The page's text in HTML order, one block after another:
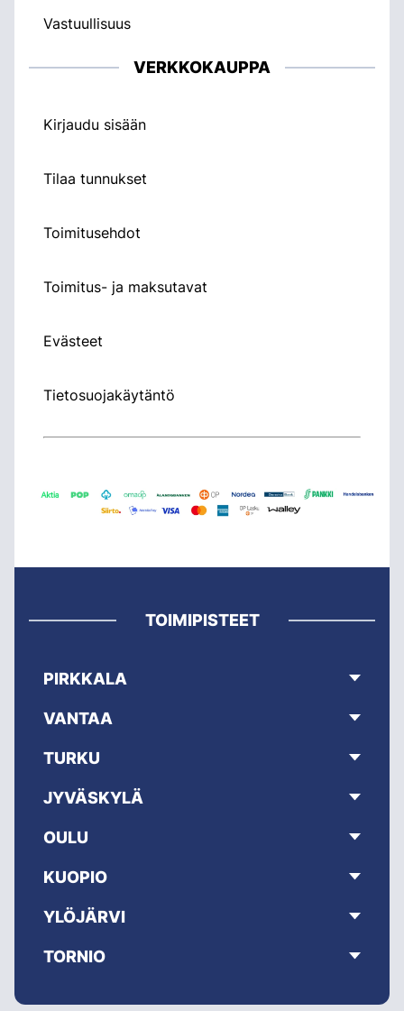
Vastuullisuus
VERKKOKAUPPA
Kirjaudu sisään
Tilaa tunnukset
Toimitusehdot
Toimitus- ja maksutavat
Evästeet
Tietosuojakäytäntö
TOIMIPISTEET
PIRKKALA
VANTAA
TURKU
JYVÄSKYLÄ
OULU
KUOPIO
YLÖJÄRVI
TORNIO